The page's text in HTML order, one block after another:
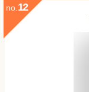
no. 12